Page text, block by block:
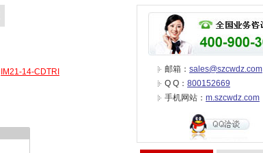
IM21-14-CDTRI 邮箱： sales@szcwdz.com
Q Q： 800152669
手机网站： m.szcwdz.com